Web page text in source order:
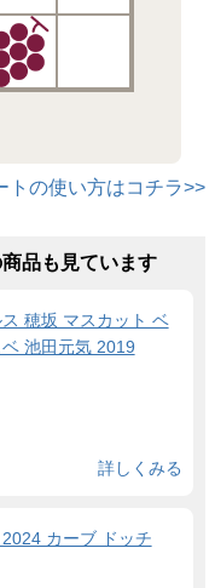
トの使い方はコチラ>>
品も見ています
穂坂 マスカット ベ
池田元気 2019
詳しくみる
カーブ ドッチ